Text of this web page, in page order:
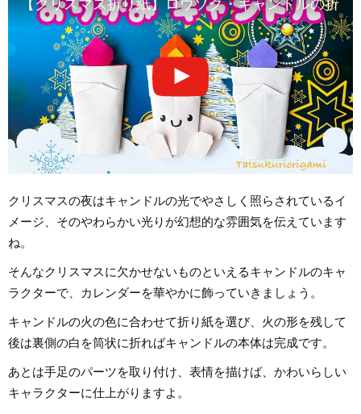
【クリスマス折り紙】ロウソク・キャンドルの折
クリスマスの夜はキャンドルの光でやさしく照らされているイ
メージ、そのやわらかい光りが幻想的な雰囲気を伝えています
ね。
そんなクリスマスに欠かせないものといえるキャンドルのキャ
ラクターで、カレンダーを華やかに飾っていきましょう。
キャンドルの火の色に合わせて折り紙を選び、火の形を残して
後は裏側の白を筒状に折ればキャンドルの本体は完成です。
あとは手足のパーツを取り付け、表情を描けば、かわいらしい
キャラクターに仕上がりますよ。